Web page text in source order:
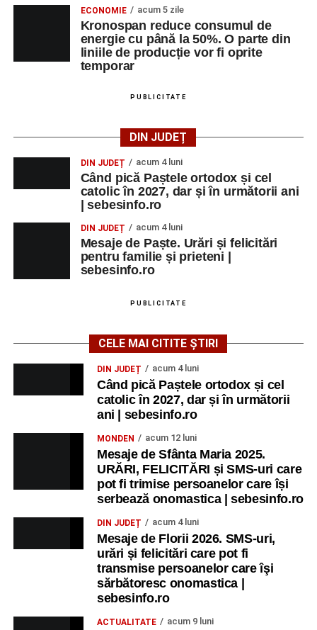
ECONOMIE acum 5 zile
Kronospan reduce consumul de
energie cu până la 50%. O parte din
liniile de producție vor fi oprite
temporar
PUBLICITATE
DIN JUDEȚ
DIN JUDEȚ acum 4 luni
Când pică Paștele ortodox și cel
catolic în 2027, dar și în următorii ani
| sebesinfo.ro
DIN JUDEȚ acum 4 luni
Mesaje de Paște. Urări și felicitări
pentru familie și prieteni |
sebesinfo.ro
PUBLICITATE
CELE MAI CITITE ȘTIRI
DIN JUDEȚ acum 4 luni
Când pică Paștele ortodox și cel
catolic în 2027, dar și în următorii
ani | sebesinfo.ro
MONDEN acum 12 luni
Mesaje de Sfânta Maria 2025.
URĂRI, FELICITĂRI și SMS-uri care
pot fi trimise persoanelor care își
serbează onomastica | sebesinfo.ro
DIN JUDEȚ acum 4 luni
Mesaje de Florii 2026. SMS-uri,
urări și felicitări care pot fi
transmise persoanelor care îşi
sărbătoresc onomastica |
sebesinfo.ro
ACTUALITATE acum 9 luni